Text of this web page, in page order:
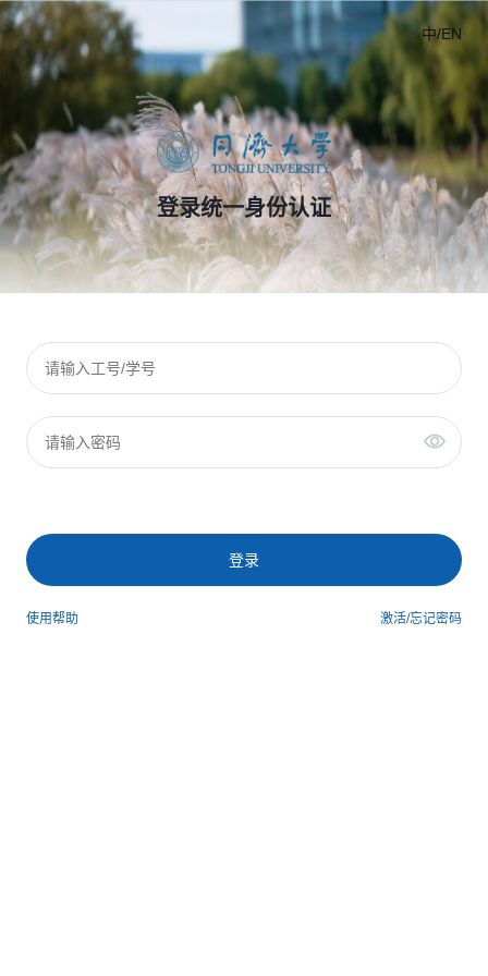
登录统一身份认证
中/EN
登录
使用帮助 激活/忘记密码